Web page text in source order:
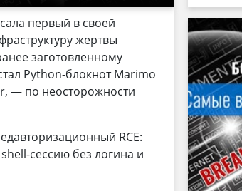
первый в своей
жертвы
заготовленному
Python-блокнот Marimo
— по неосторожности
RCE:
сессию без логина и